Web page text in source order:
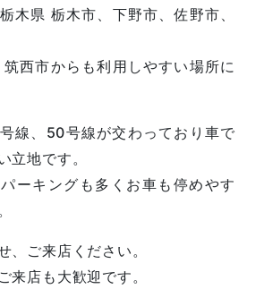
木県 栃木市、下野市、佐野市、
西市からも利用しやすい場所に
線、50号線が交わっており車で
立地です。
ーキングも多くお車も停めやす
、ご来店ください。
来店も大歓迎です。